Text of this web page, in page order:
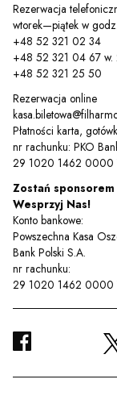
Rezerwacja
wtorek—piątek w
+48 52 321 02 34
+48 52 321 04 67 w.
+48 52 321 25 50
Rezerwacja online
Płatności karta,
nr rachunku: PKO
29 1020 1462 0000
Zostań sponsorem
Wesprzyj Nas!
Konto bankowe:
Powszechna Kasa
Bank Polski S.A.
nr rachunku:
29 1020 1462 0000
FACEBOOK